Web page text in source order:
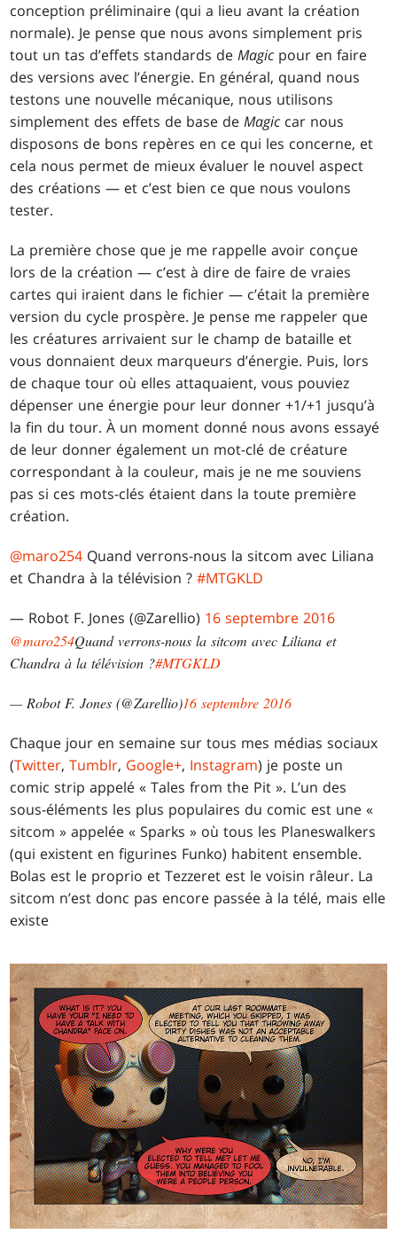
conception préliminaire (qui a lieu avant la création
normale). Je pense que nous avons simplement pris
tout un tas d’effets standards deMagic pour en faire
des versions avec l’énergie. En général, quand nous
testons une nouvelle mécanique, nous utilisons
simplement des effets de base deMagic car nous
disposons de bons repères en ce qui les concerne, et
cela nous permet de mieux évaluer le nouvel aspect
des créations — et c’est bien ce que nous voulons
tester.
La première chose que je me rappelle avoir conçue
lors de la création — c’est à dire de faire de vraies
cartes qui iraient dans le fichier — c’était la première
version du cycle prospère. Je pense me rappeler que
les créatures arrivaient sur le champ de bataille et
vous donnaient deux marqueurs d’énergie. Puis, lors
de chaque tour où elles attaquaient, vous pouviez
dépenser une énergie pour leur donner +1/+1 jusqu’à
la fin du tour. À un moment donné nous avons essayé
de leur donner également un mot-clé de créature
correspondant à la couleur, mais je ne me souviens
pas si ces mots-clés étaient dans la toute première
création.
@maro254 Quand verrons-nous la sitcom avec Liliana
et Chandra à la télévision ?#MTGKLD
— Robot F. Jones (@Zarellio) 16 septembre 2016
@maro254Quand verrons-nous la sitcom avec Liliana et
Chandra à la télévision ?#MTGKLD
— Robot F. Jones (@Zarellio)16 septembre 2016
Chaque jour en semaine sur tous mes médias sociaux
(Twitter,Tumblr, Google+, Instagram) je poste un
comic strip appelé « Tales from the Pit ». L’un des
sous-éléments les plus populaires du comic est une «
sitcom » appelée « Sparks » où tous les Planeswalkers
(qui existent en figurines Funko) habitent ensemble.
Bolas est le proprio et Tezzeret est le voisin râleur. La
sitcom n’est donc pas encore passée à la télé, mais elle
existe